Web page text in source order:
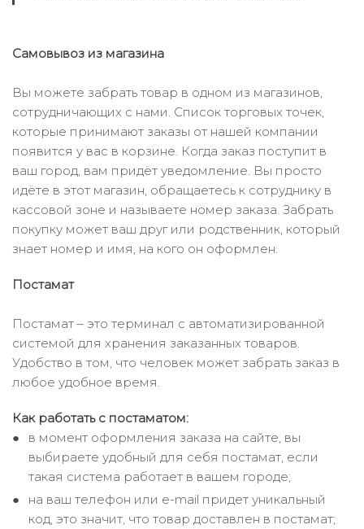
Самовывоз из магазина
Вы можете забрать товар в одном из магазинов,
сотрудничающих с нами. Список торговых точек,
которые принимают заказы от нашей компании
появится у вас в корзине. Когда заказ поступит в
ваш город, вам придёт уведомление. Вы просто
идёте в этот магазин, обращаетесь к сотруднику в
кассовой зоне и называете номер заказа. Забрать
покупку может ваш друг или родственник, который
знает номер и имя, на кого он оформлен.
Постамат
Постамат – это терминал с автоматизированной
системой для хранения заказанных товаров.
Удобство в том, что человек может забрать заказ в
любое удобное время.
Как работать с постаматом:
в момент оформления заказа на сайте, вы
выбираете удобный для себя постамат, если
такая система работает в вашем городе;
на ваш телефон или e-mail придет уникальный
код, это значит, что товар доставлен в постамат;